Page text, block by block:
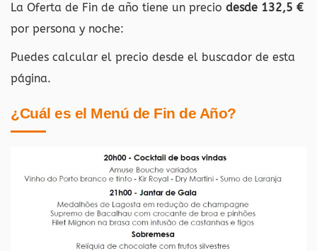
La Oferta de Fin de año tiene un precio desde 132,5 €
por persona y noche:
Puedes calcular el precio desde el buscador de esta
página.
¿Cuál es el Menú de Fin de Año?